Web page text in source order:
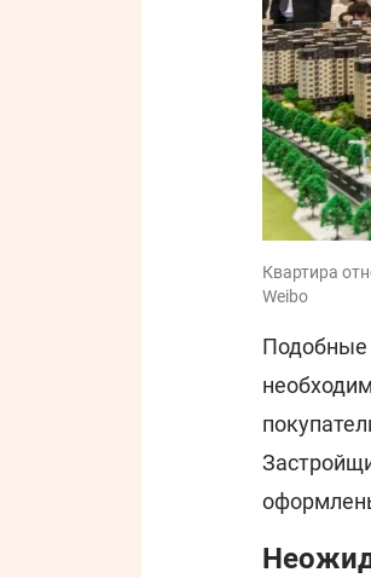
Квартира
Weibo
Подобные